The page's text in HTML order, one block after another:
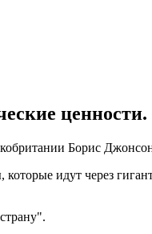
ценности.
Борис
идут через